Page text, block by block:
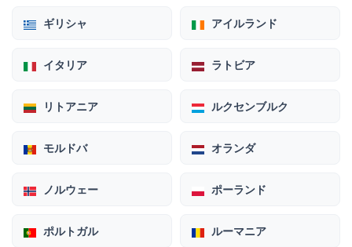
ギリシャ アイルランド
イタリア ラトビア
リトアニア ルクセンブルク
モルドバ オランダ
ノルウェー ポーランド
ポルトガル ルーマニア